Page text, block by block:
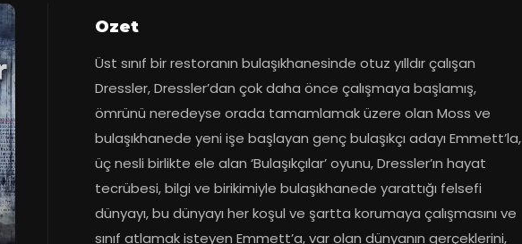
Ozet
Üst sınıf bir restoranın bulaşıkhanesinde otuz yılldır çalışan
Dressler, Dressler’dan çok daha önce çalışmaya başlamış,
ömrünü neredeyse orada tamamlamak üzere olan Moss ve
bulaşıkhanede yeni işe başlayan genç bulaşıkçı adayı Emmett’la,
üç nesli birlikte ele alan ‘Bulaşıkçılar’ oyunu, Dressler’ın hayat
tecrübesi, bilgi ve birikimiyle bulaşıkhanede yarattığı felsefi
dünyayı, bu dünyayı her koşul ve şartta korumaya çalışmasını ve
sınıf atlamak isteyen Emmett’a, var olan dünyanın gerçeklerini,